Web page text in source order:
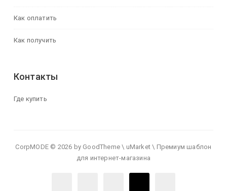
Как оплатить
Как получить
Контакты
Где купить
CorpMODE © 2026 by GoodTheme \ uMarket \ Премиум шаблон
для интернет-магазина